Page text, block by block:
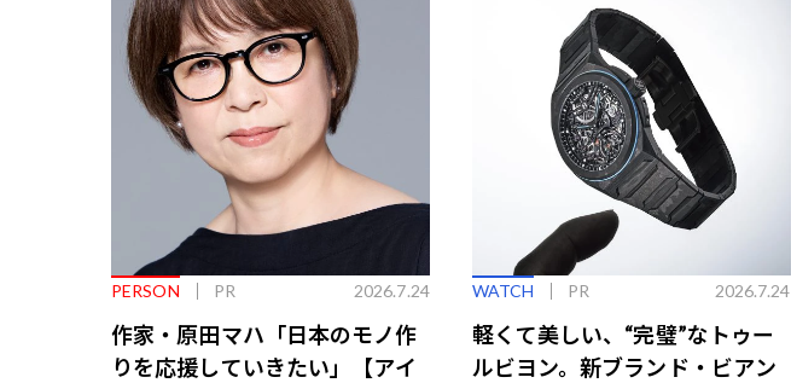
PERSON PR 2026.7.24
作家・原田マハ「日本のモノ作
りを応援していきたい」【アイ
WATCH PR 2026.7.24
軽くて美しい、“完璧”なトゥー
ルビヨン。新ブランド・ビアン